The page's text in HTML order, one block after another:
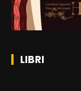
LIBRI